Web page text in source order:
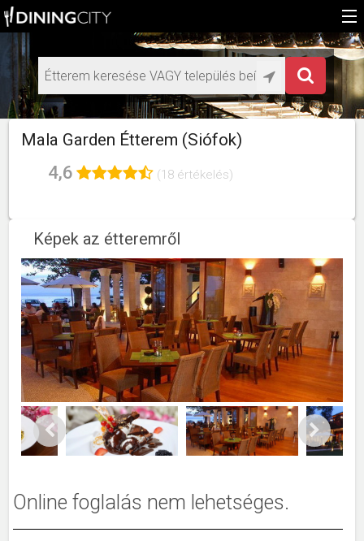
Főoldal
Médiaajánlat éttermeknek
HU
Mala Garden Étterem (Siófok)
4,6 (18 értékelés)
Képek az étteremről
Online foglalás nem lehetséges.